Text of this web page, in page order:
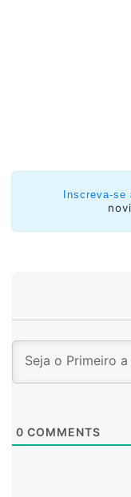
Inscreva-se
0 COMMENTS